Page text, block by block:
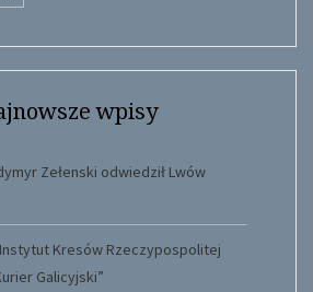
wpisy
Zełenski odwiedził Lwów
Kresów Rzeczypospolitej
Galicyjski”